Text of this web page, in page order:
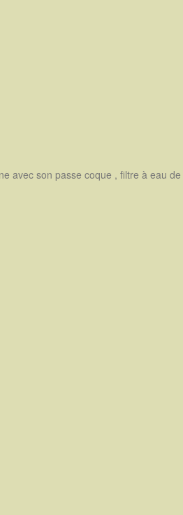
avec son passe coque , filtre à eau de